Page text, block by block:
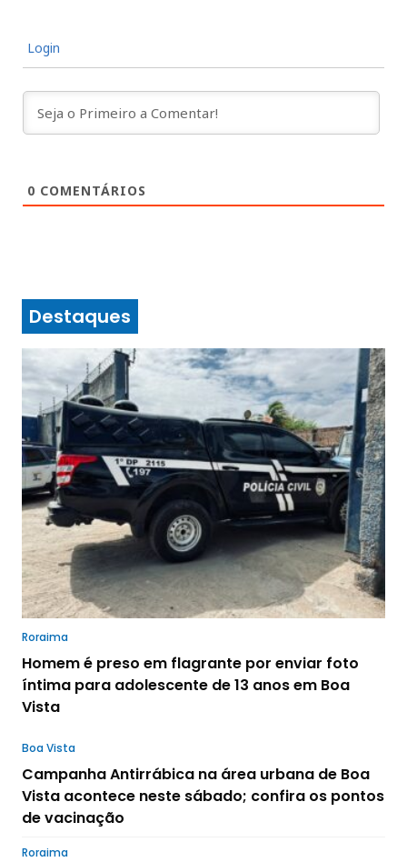
Login
0 COMENTÁRIOS
Destaques
Roraima
Homem é preso em flagrante por enviar foto
íntima para adolescente de 13 anos em Boa
Vista
Boa Vista
Campanha Antirrábica na área urbana de Boa
Vista acontece neste sábado; confira os pontos
de vacinação
Roraima